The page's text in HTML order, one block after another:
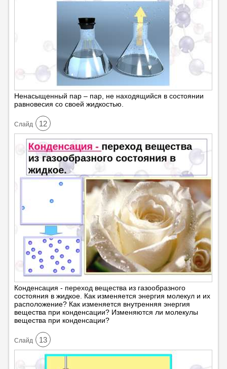
Ненасыщенный пар – пар, не находящийся в состоянии
равновесия со своей жидкостью.
Cлайд 12
Конденсация - переход вещества из газообразного
состояния в жидкое. Как изменяется энергия молекул и их
расположение? Как изменяется внутренняя энергия
вещества при конденсации? Изменяются ли молекулы
вещества при конденсации?
Cлайд 13